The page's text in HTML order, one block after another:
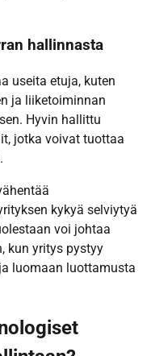
hallinnasta
useita etuja, kuten
ja liiketoiminnan
Hyvin hallittu
jotka voivat tuottaa
kykyä selviytyä
voi johtaa
kun yritys pystyy
luomaan luottamusta